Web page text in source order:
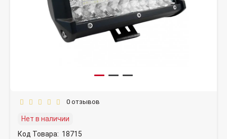
0 отзывов
Нет в наличии
Код Товара: 18715